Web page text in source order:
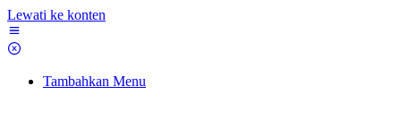
Lewati ke konten
Tambahkan Menu